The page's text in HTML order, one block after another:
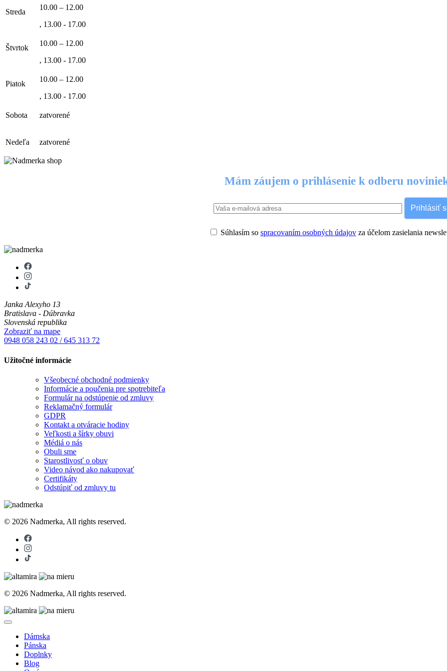
Streda
10.00 – 12.00
, 13.00 - 17.00
Štvrtok
10.00 – 12.00
, 13.00 - 17.00
Piatok
10.00 – 12.00
, 13.00 - 17.00
Sobota zatvorené
Nedeľa zatvorené
Mám záujem o prihlásenie k odberu
Prihlásiť
Súhlasím so spracovaním osobných údajov za účelom zasielania
Janka Alexyho 13
Bratislava - Dúbravka
Slovenská republika
Zobraziť na mape
0948 058 243 02 / 645 313 72
Užitočné informácie
Všeobecné obchodné podmienky
Informácie a poučenia pre spotrebiteľa
Formulár na odstúpenie od zmluvy
Reklamačný formulár
GDPR
Kontakt a otváracie hodiny
Veľkosti a šírky obuvi
Médiá o nás
Obuli sme
Starostlivosť o obuv
Video návod ako nakupovať
Certifikáty
Odstúpiť od zmluvy tu
© 2026 Nadmerka, All rights reserved.
© 2026 Nadmerka, All rights reserved.
Dámska
Pánska
Doplnky
Blog